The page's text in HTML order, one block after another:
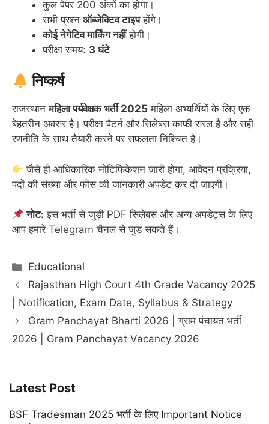
कुल पेपर 200 अंकों का होगा।
सभी प्रश्न ऑब्जेक्टिव टाइपहोंगे।
कोई नेगेटिव मार्किंग नहींहोगी।
परीक्षा समय: 3 घंटे
निष्कर्ष
राजस्थानमहिला पर्यवेक्षक भर्ती 2025 महिला अभ्यर्थियों के लिए एक
बेहतरीन अवसर है। परीक्षा पैटर्न और सिलेबस काफी सरल है और सही
रणनीति के साथ तैयारी करने पर सफलता निश्चित है।
जैसे ही आधिकारिक नोटिफिकेशन जारी होगा, आवेदन प्रक्रिया,
पदों की संख्या और फीस की जानकारी अपडेट कर दी जाएगी।
नोट: इस भर्ती से जुड़ी PDF सिलेबस और अन्य अपडेट्स के लिए
आप हमारे Telegram चैनल से जुड़ सकते हैं।
Categories
Educational
Rajasthan High Court 4th Grade Vacancy 2025
| Notification, Exam Date, Syllabus & Strategy
Gram Panchayat Bharti 2026 | ग्राम पंचायत भर्ती
2026 | Gram Panchayat Vacancy 2026
Latest Post
BSF Tradesman 2025 भर्ती के लिए Important Notice